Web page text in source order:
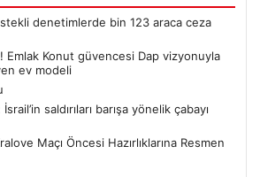
denetimlerde bin 123 araca ceza
Emlak Konut güvencesi Dap vizyonuyla
ev modeli
saldırıları barışa yönelik çabayı
Maçı Öncesi Hazırlıklarına Resmen